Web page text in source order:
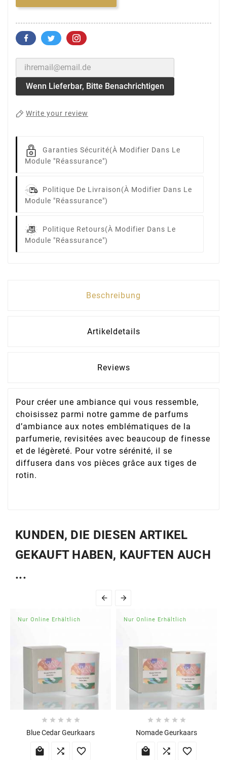
Wenn Lieferbar, Bitte Benachrichtigen
Write your review
Garanties Sécurité(à Modifier Dans Le
Module "Réassurance")
Politique De Livraison(à Modifier Dans Le
Module "Réassurance")
Politique Retours(à Modifier Dans Le
Module "Réassurance")
Beschreibung
Artikeldetails
Reviews
Pour créer une ambiance qui vous ressemble,
choisissez parmi notre gamme de parfums
d’ambiance aux notes emblématiques de la
parfumerie, revisitées avec beaucoup de finesse
et de légèreté. Pour votre sérénité, il se
diffusera dans vos pièces grâce aux tiges de
rotin.
KUNDEN, DIE DIESEN ARTIKEL
GEKAUFT HABEN, KAUFTEN AUCH
...
 
Nur Online Erhältlich
    
Blue Cedar Geurkaars
  
Nur Online Erhältlich
    
Nomade Geurkaars
  